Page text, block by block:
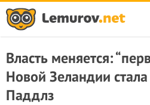
Власть меняется:
Новой Зеландии
Паддлз